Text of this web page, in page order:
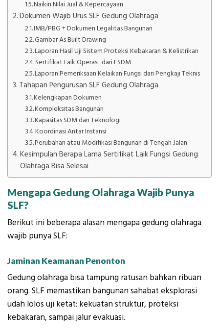
Naikin Nilai Jual & Kepercayaan
Dokumen Wajib Urus SLF Gedung Olahraga
IMB/PBG + Dokumen Legalitas Bangunan
Gambar As Built Drawing
Laporan Hasil Uji Sistem Proteksi Kebakaran & Kelistrikan
Sertifikat Laik Operasi dari ESDM
Laporan Pemeriksaan Kelaikan Fungsi dari Pengkaji Teknis
Tahapan Pengurusan SLF Gedung Olahraga
Kelengkapan Dokumen
Kompleksitas Bangunan
Kapasitas SDM dan Teknologi
Koordinasi Antar Instansi
Perubahan atau Modifikasi Bangunan di Tengah Jalan
Kesimpulan Berapa Lama Sertifikat Laik Fungsi Gedung
Olahraga Bisa Selesai
Mengapa Gedung Olahraga Wajib Punya
SLF?
Berikut ini beberapa alasan mengapa gedung olahraga
wajib punya SLF:
Jaminan Keamanan Penonton
Gedung olahraga bisa tampung ratusan bahkan ribuan
orang. SLF memastikan bangunan sahabat eksplorasi
udah lolos uji ketat: kekuatan struktur, proteksi
kebakaran, sampai jalur evakuasi.